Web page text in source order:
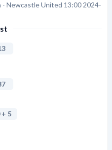
Newcastle United 13:00 2024-
+ 5